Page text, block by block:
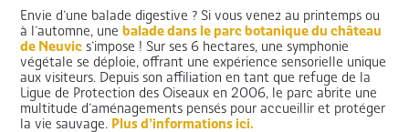
Envie d’une balade digestive ? Si vous venez au printemps ou
à l’automne, une balade dans le parc botanique du château
de Neuvic s’impose ! Sur ses 6 hectares, une symphonie
végétale se déploie, offrant une expérience sensorielle unique
aux visiteurs. Depuis son affiliation en tant que refuge de la
Ligue de Protection des Oiseaux en 2006, le parc abrite une
multitude d’aménagements pensés pour accueillir et protéger
la vie sauvage. Plus d’informations ici.